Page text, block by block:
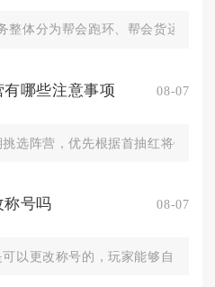
整体分为帮会跑环、帮会货运、
哪些注意事项 08-07
挑选阵营，优先根据首抽红将锁定
称号吗 08-07
可以更改称号的，玩家能够自由切